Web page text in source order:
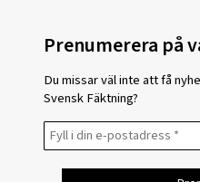
Prenumerera på
Du missar väl inte att få
Svensk Fäktning?